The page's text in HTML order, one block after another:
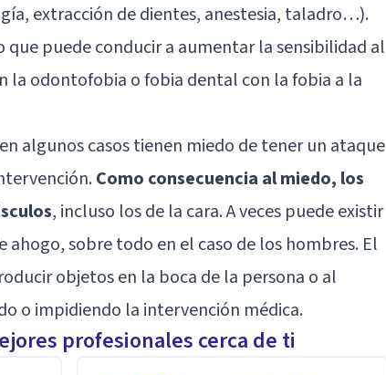
extracción de dientes, anestesia, taladro…).
que puede conducir a aumentar la sensibilidad al
la odontofobia o fobia dental con la fobia a la
algunos casos tienen miedo de tener un ataque
Como consecuencia al miedo, los
, incluso los de la cara. A veces puede existir
sobre todo en el caso de los hombres. El
objetos en la boca de la persona o al
o impidiendo la intervención médica.
profesionales cerca de ti